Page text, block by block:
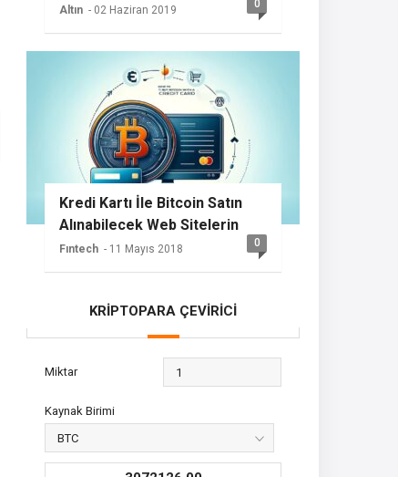
Altın - 02 Haziran 2019 0
Kredi Kartı İle Bitcoin Satın
Alınabilecek Web Sitelerin
Listesi
Fıntech - 11 Mayıs 2018 0
KRİPTOPARA ÇEVİRİCİ
Miktar
Kaynak Birimi